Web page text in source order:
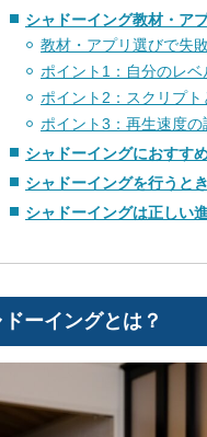
シャドーイング教材・ア
教材・アプリ選びで失
ポイント1：自分のレ
ポイント2：スクリプ
ポイント3：再生速度
シャドーイングにおすす
シャドーイングを行うと
シャドーイングは正しい
ーイングとは？